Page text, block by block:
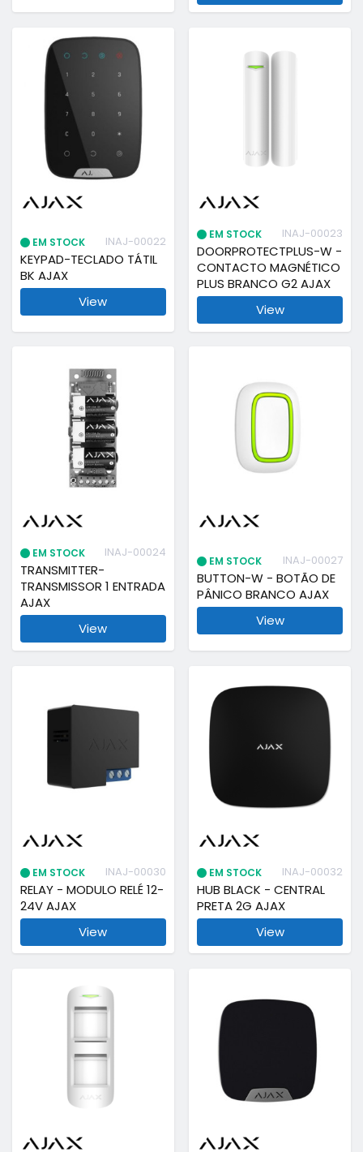
EM STOCK INAJ-00022
KEYPAD-TECLADO TÁTIL
BK AJAX
View
EM STOCK INAJ-00023
DOORPROTECTPLUS-W -
CONTACTO MAGNÉTICO
PLUS BRANCO G2 AJAX
View
EM STOCK INAJ-00024
TRANSMITTER-
TRANSMISSOR 1 ENTRADA
AJAX
View
EM STOCK INAJ-00027
BUTTON-W - BOTÃO DE
PÂNICO BRANCO AJAX
View
EM STOCK INAJ-00030
RELAY - MODULO RELÉ 12-
24V AJAX
View
EM STOCK INAJ-00032
HUB BLACK - CENTRAL
PRETA 2G AJAX
View